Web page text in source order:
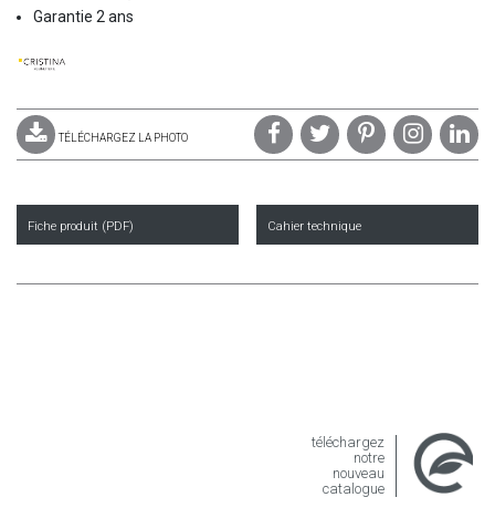
Garantie 2 ans
TÉLÉCHARGEZ LA PHOTO
Fiche produit (PDF) Cahier technique
téléchargez
notre
nouveau
catalogue